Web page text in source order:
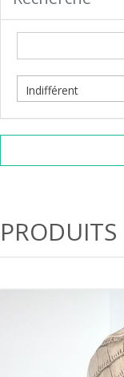
PRODUITS